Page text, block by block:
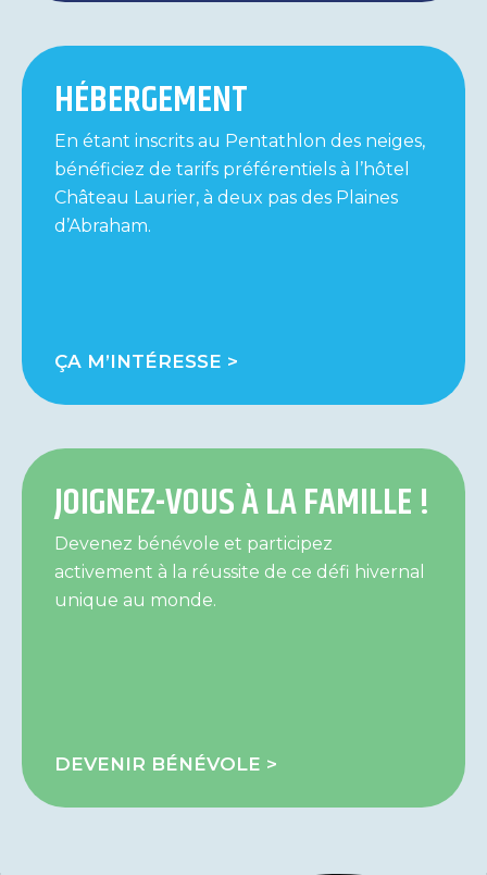
HÉBERGEMENT
En étant inscrits au Pentathlon des neiges,
bénéficiez de tarifs préférentiels à l’hôtel
Château Laurier, à deux pas des Plaines
d’Abraham.
ÇA M’INTÉRESSE >
JOIGNEZ-VOUS À LA FAMILLE !
Devenez bénévole et participez
activement à la réussite de ce défi hivernal
unique au monde.
DEVENIR BÉNÉVOLE >